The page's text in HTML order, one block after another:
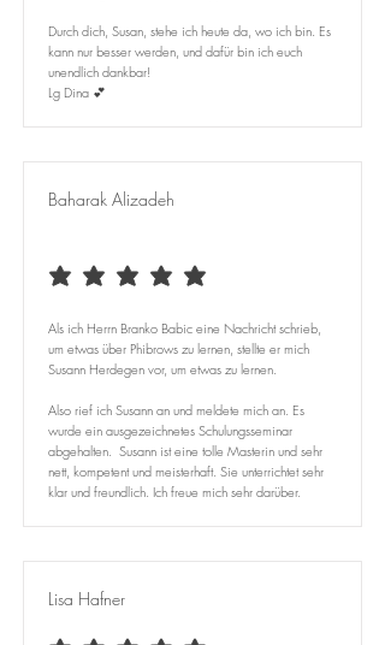
Durch dich, Susan, stehe ich heute da, wo ich bin. Es
kann nur besser werden, und dafür bin ich euch
unendlich dankbar!
Lg Dina 💕
Baharak Alizadeh
durchschnittliches Rating ist 5 von 5
Als ich Herrn Branko Babic eine Nachricht schrieb,
um etwas über Phibrows zu lernen, stellte er mich
Susann Herdegen vor, um etwas zu lernen.
Also rief ich Susann an und meldete mich an. Es
wurde ein ausgezeichnetes Schulungsseminar
abgehalten. Susann ist eine tolle Masterin und sehr
nett, kompetent und meisterhaft. Sie unterrichtet sehr
klar und freundlich. Ich freue mich sehr darüber.
Lisa Hafner